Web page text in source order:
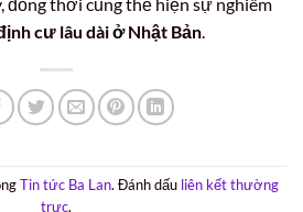
cư lâu dài ở Nhật Bản.
Tin tức Ba Lan. Đánh dấu liên kết thường
trực.